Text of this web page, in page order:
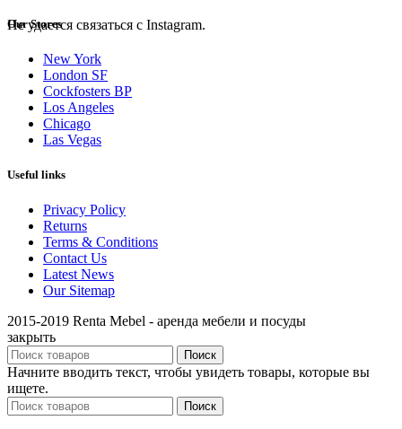
Не удается связаться с Instagram.
Our Stores
New York
London SF
Cockfosters BP
Los Angeles
Chicago
Las Vegas
Useful links
Privacy Policy
Returns
Terms & Conditions
Contact Us
Latest News
Our Sitemap
2015-2019 Renta Mebel - аренда мебели и посуды
закрыть
Поиск
Начните вводить текст, чтобы увидеть товары, которые вы
ищете.
Поиск